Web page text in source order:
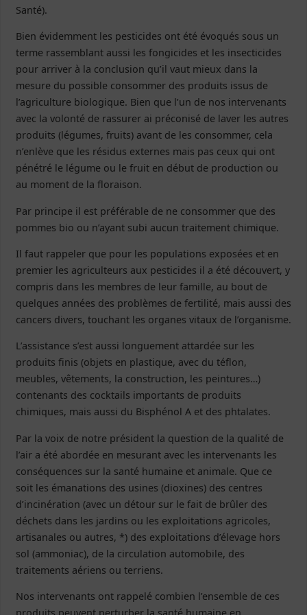
Santé).
Bien évidemment les pesticides ont été évoqués sous un
terme rassemblant aussi les fongicides et les insecticides
pour arriver à la conclusion qu’il vaut mieux dans la
mesure du possible consommer des produits issus de
l’agriculture biologique. Bien que l’un de nos intervenants
avec la volonté de rassurer ai préconisé de laver les autres
produits (légumes, fruits) avant de les consommer, cela
n’enlève que les résidus externes mais pas ceux qui ont
pénétré le légume ou le fruit en début de production ou
au moment de la floraison.
Par principe il est préférable de ne consommer que des
pommes bio ou n’ayant subi aucun traitement chimique.
Il faut rappeler que pour les populations exposées et en
premier les agriculteurs aux pesticides il a été découvert, y
compris dans les membres de leur famille, au bout de
quelques années des problèmes de fertilité, mais aussi des
cancers divers, touchant les organes vitaux de l’organisme.
L’assistance s’est aussi longuement attardée sur les
produits finis (objets en plastique, avec du téflon,
meubles, vêtements, la construction, les peintures…)
contenants des cocktails importants de produits
chimiques, mais aussi du Bisphénol A et des phtalates.
Par la voix de notre président la question de la qualité de
l’air a été abordée en mesurant avec les intervenants les
conséquences sur la santé humaine et animale. Que ce
soit les émanations des usines (dioxines) des centres
d’incinération (avec un détour sur le fait de brûler des
déchets dans les jardins ou les exploitations agricoles,
artisanales ou autres, *) des exploitations d’élevage hors
sol (ammoniac), de la circulation automobile, des
traitements aériens ou terriens.
Nos intervenants ont rappelé combien l’ensemble de ces